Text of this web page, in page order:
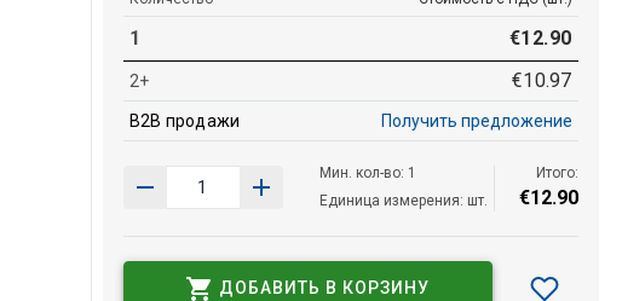
1 €12.90
2+ €10.97
B2B продажи Получить предложение
Мин. кол-во: 1
Единица измерения: шт.
Итого:
€12.90
ДОБАВИТЬ В КОРЗИНУ